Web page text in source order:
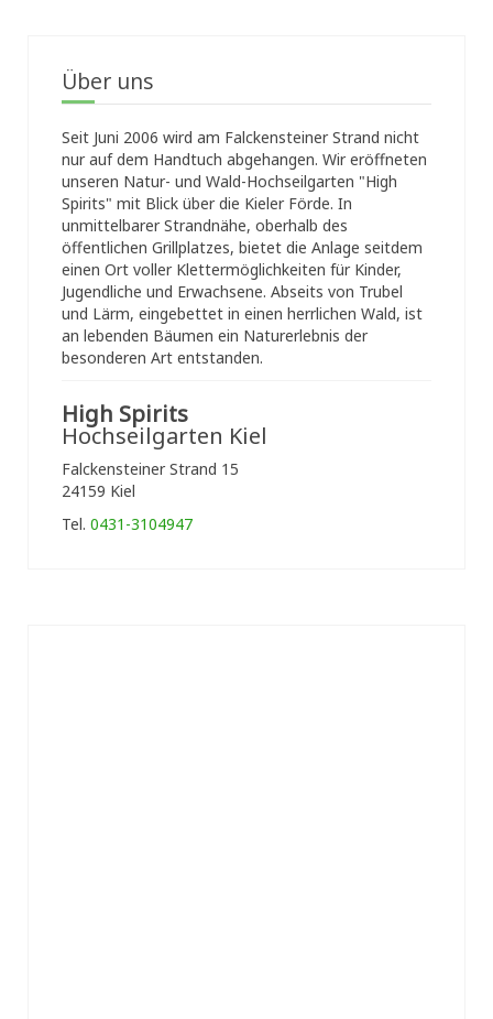
Über uns
Seit Juni 2006 wird am Falckensteiner Strand nicht
nur auf dem Handtuch abgehangen. Wir eröffneten
unseren Natur- und Wald-Hochseilgarten "High
Spirits" mit Blick über die Kieler Förde. In
unmittelbarer Strandnähe, oberhalb des
öffentlichen Grillplatzes, bietet die Anlage seitdem
einen Ort voller Klettermöglichkeiten für Kinder,
Jugendliche und Erwachsene. Abseits von Trubel
und Lärm, eingebettet in einen herrlichen Wald, ist
an lebenden Bäumen ein Naturerlebnis der
besonderen Art entstanden.
High Spirits
Hochseilgarten Kiel
Falckensteiner Strand 15
24159 Kiel
Tel. 0431-3104947